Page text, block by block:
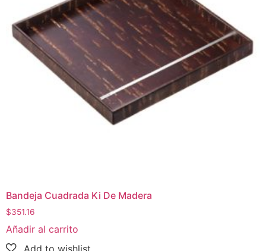
Bandeja Cuadrada Ki De Madera
$351.16
Añadir al carrito